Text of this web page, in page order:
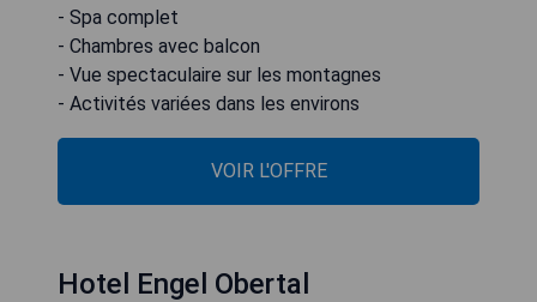
- Spa complet
- Chambres avec balcon
- Vue spectaculaire sur les montagnes
- Activités variées dans les environs
VOIR L'OFFRE
Hotel Engel Obertal